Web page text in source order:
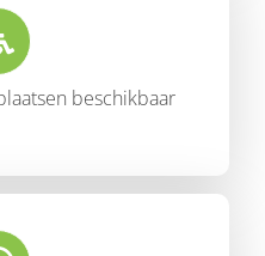
beschikbaar